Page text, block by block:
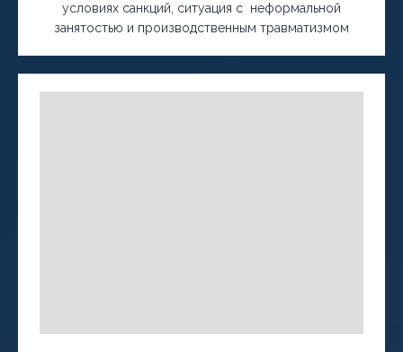
условиях санкций, ситуация с неформальной
занятостью и производственным травматизмом